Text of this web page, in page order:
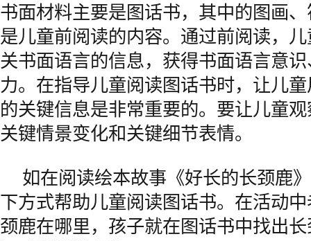
书面材料主要是图话书，其中的图画
是儿童前阅读的内容。通过前阅读，
关书面语言的信息，获得书面语言意
力。在指导儿童阅读图话书时，让儿
的关键信息是非常重要的。要让儿童
关键情景变化和关键细节表情。
如在阅读绘本故事《好长的长颈鹿
下方式帮助儿童阅读图话书。在活动
颈鹿在哪里，孩子就在图话书中找出